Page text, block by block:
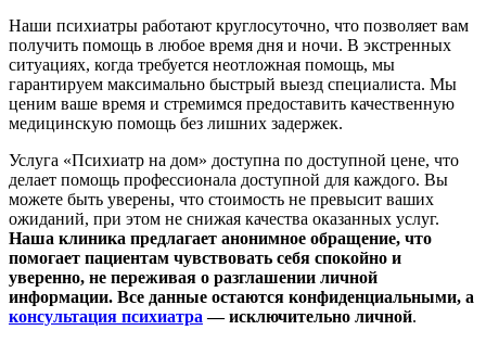
Наши психиатры работают круглосуточно, что позволяет вам
получить помощь в любое время дня и ночи. В экстренных
ситуациях, когда требуется неотложная помощь, мы
гарантируем максимально быстрый выезд специалиста. Мы
ценим ваше время и стремимся предоставить качественную
медицинскую помощь без лишних задержек.
Услуга «Психиатр на дом» доступна по доступной цене, что
делает помощь профессионала доступной для каждого. Вы
можете быть уверены, что стоимость не превысит ваших
ожиданий, при этом не снижая качества оказанных услуг.
Наша клиника предлагает анонимное обращение, что
помогает пациентам чувствовать себя спокойно и
уверенно, не переживая о разглашении личной
информации. Все данные остаются конфиденциальными, а
консультация психиатра — исключительно личной.